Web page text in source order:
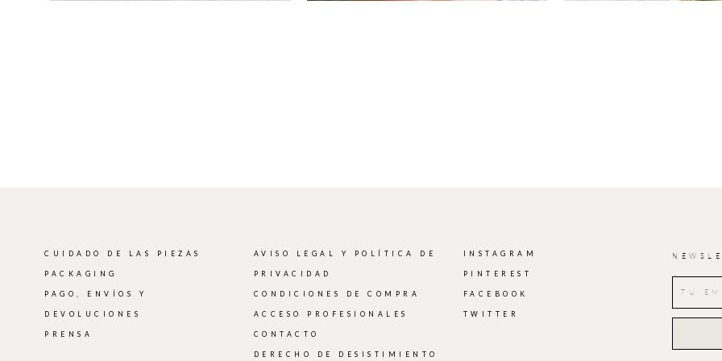
CUIDADO DE LAS PIEZAS
PACKAGING
PAGO, ENVÍOS Y
DEVOLUCIONES
PRENSA
AVISO LEGAL Y POLÍTICA DE
PRIVACIDAD
CONDICIONES DE COMPRA
ACCESO PROFESIONALES
CONTACTO
DERECHO DE DESISTIMIENTO
INSTAGRAM
PINTEREST
FACEBOOK
TWITTER